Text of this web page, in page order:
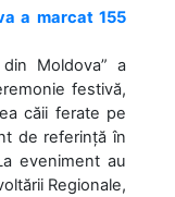
a marcat 155
Moldova” a
festivă,
căii ferate pe
de referință în
eveniment au
Regionale,